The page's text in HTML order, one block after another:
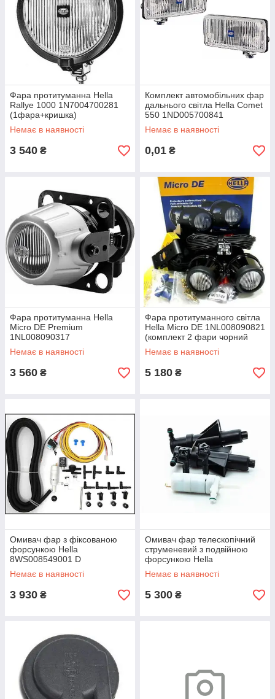
Фара протитуманна Hella
Rallye 1000 1N7004700281
(1фара+кришка)
Немає в наявності
3 540 ₴
Комплект автомобільних фар
дальнього світла Hella Comet
550 1ND005700841
Немає в наявності
0,01 ₴
Фара протитуманна Hella
Micro DE Premium
1NL008090317
(1фара+кронштейн)
Немає в наявності
3 560 ₴
Фара протитуманного світла
Hella Micro DE 1NL008090821
(комплект 2 фари чорний
ободок)
Немає в наявності
5 180 ₴
Омивач фар з фіксованою
форсункою Hella
8WS008549001 D
90мм/100мм (комплект)
Немає в наявності
3 930 ₴
Омивач фар телескопічний
струменевий з подвійною
форсункою Hella
8WT008549201 D
90мм/100мм
Немає в наявності
5 300 ₴